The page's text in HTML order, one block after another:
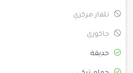
تلفاز مركزي
جاكوزي
حديقة